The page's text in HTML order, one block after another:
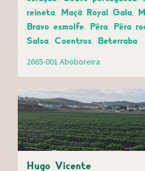
reineta, Maçã Royal Gala,
Bravo esmolfe, Pêra, Pêra
Salsa, Coentros, Beterraba
2665-001 Aboboreira
Hugo Vicente